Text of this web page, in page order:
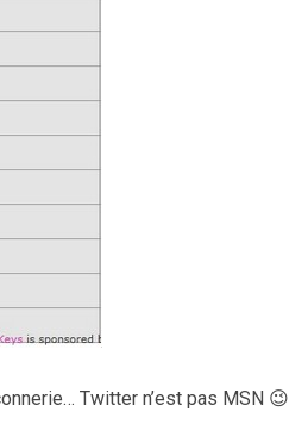
Twitter n’est pas MSN 😉